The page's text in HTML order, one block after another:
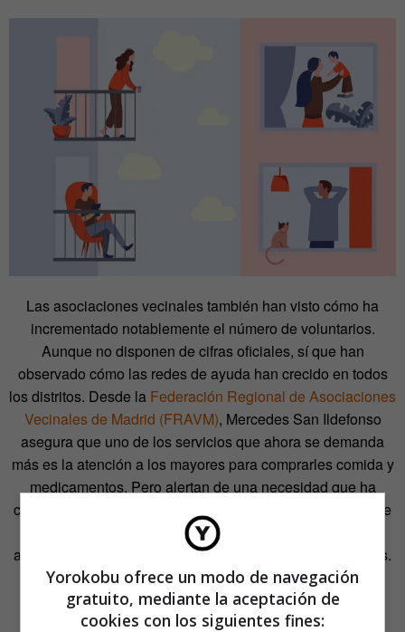
Las asociaciones vecinales también han visto cómo ha
incrementado notablemente el número de voluntarios.
Aunque no disponen de cifras oficiales, sí que han
observado cómo las redes de ayuda han crecido en todos
los distritos. Desde la Federación Regional de Asociaciones
Vecinales de Madrid (FRAVM), Mercedes San Ildefonso
asegura que uno de los servicios que ahora se demanda
más es la atención a los mayores para comprarles comida y
medicamentos. Pero alertan de una necesidad que ha
crecido alarmantemente en muy poco tiempo: la compra de
alimentos para despensas solidarias y bancos de
alimentos.
«Antes ya existían en algunos barrios y distritos.
Ahora son fundamentales y necesarios prácticamente en
todas partes», advierte San Ildefonso.
Yorokobu ofrece un modo de navegación
gratuito, mediante la aceptación de
cookies con los siguientes fines: